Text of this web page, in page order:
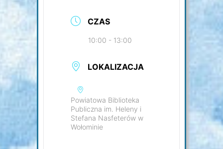
CZAS
10:00 - 13:00
LOKALIZACJA
Powiatowa Biblioteka
Publiczna im. Heleny i
Stefana Nasfeterów w
Wołominie